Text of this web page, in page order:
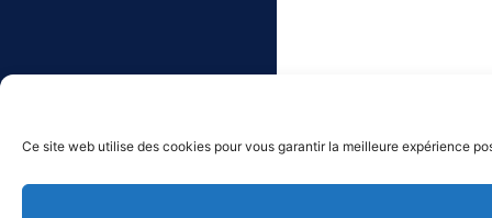
Ce site web utilise des cookies pour vous garantir la meilleure expérience